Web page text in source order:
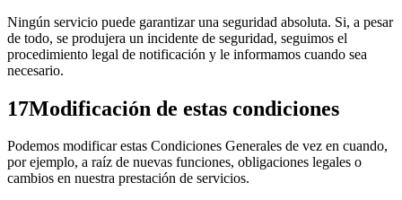
Ningún servicio puede garantizar una seguridad absoluta. Si, a pesar
de todo, se produjera un incidente de seguridad, seguimos el
procedimiento legal de notificación y le informamos cuando sea
necesario.
17Modificación de estas condiciones
Podemos modificar estas Condiciones Generales de vez en cuando,
por ejemplo, a raíz de nuevas funciones, obligaciones legales o
cambios en nuestra prestación de servicios.